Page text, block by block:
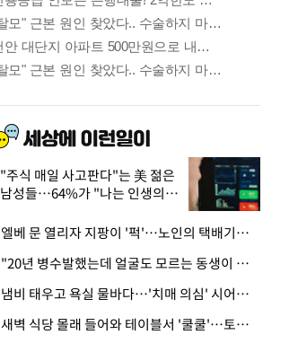
"주식 매일 사고판다"는 美 젊은
남성들…64%가 "나는 인생의
· 엘베 문 열리자 지팡이 '퍽'…노인의 택배기사 폭행 이유
· "20년 병수발했는데 얼굴도 모르는 동생이 유산 절반을"…배다른 형제 상속권 있을까
· 냄비 태우고 욕실 물바다…'치매 의심' 시어머니 검사 권유했다가 '날벼락'
· 새벽 식당 몰래 들어와 테이블서 '쿨쿨'…토사물 남기고 사라진 남성